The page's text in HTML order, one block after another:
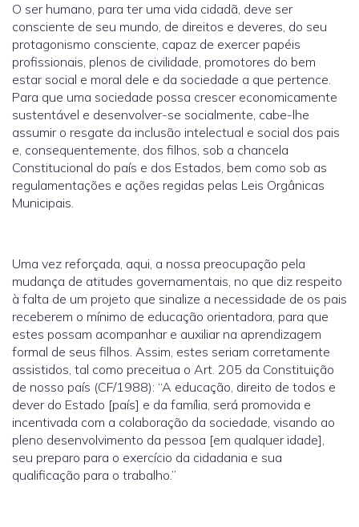
O ser humano, para ter uma vida cidadã, deve ser
consciente de seu mundo, de direitos e deveres, do seu
protagonismo consciente, capaz de exercer papéis
profissionais, plenos de civilidade, promotores do bem
estar social e moral dele e da sociedade a que pertence.
Para que uma sociedade possa crescer economicamente
sustentável e desenvolver-se socialmente, cabe-lhe
assumir o resgate da inclusão intelectual e social dos pais
e, consequentemente, dos filhos, sob a chancela
Constitucional do país e dos Estados, bem como sob as
regulamentações e ações regidas pelas Leis Orgânicas
Municipais.
Uma vez reforçada, aqui, a nossa preocupação pela
mudança de atitudes governamentais, no que diz respeito
à falta de um projeto que sinalize a necessidade de os pais
receberem o mínimo de educação orientadora, para que
estes possam acompanhar e auxiliar na aprendizagem
formal de seus filhos. Assim, estes seriam corretamente
assistidos, tal como preceitua o Art. 205 da Constituição
de nosso país (CF/1988): “A educação, direito de todos e
dever do Estado [país] e da família, será promovida e
incentivada com a colaboração da sociedade, visando ao
pleno desenvolvimento da pessoa [em qualquer idade],
seu preparo para o exercício da cidadania e sua
qualificação para o trabalho.”